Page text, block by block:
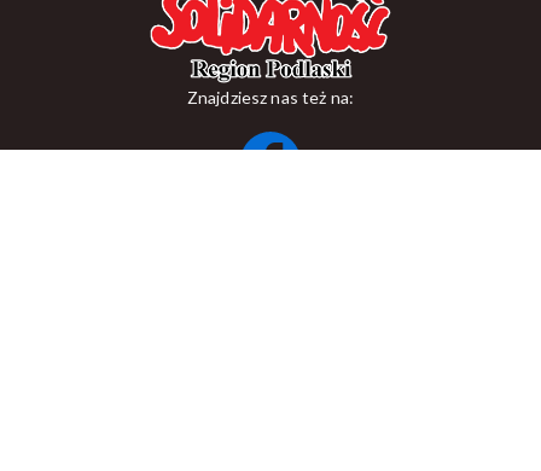
Znajdziesz nas też na: